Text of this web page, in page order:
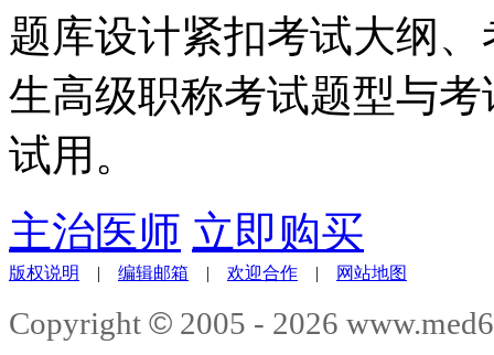
题库设计紧扣考试大纲
生高级职称考试题型与
试用。
主治医师 立即购买
版权说明 | 编辑邮箱 | 欢迎合作 | 网站地图
Copyright © 2005 - 2026